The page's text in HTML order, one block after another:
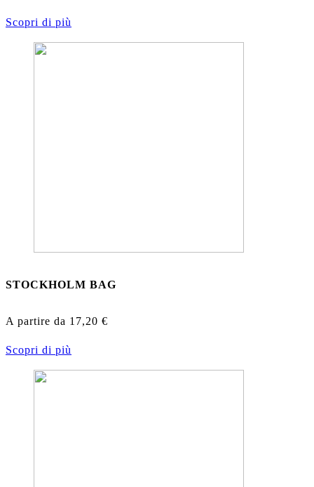
Scopri di più
STOCKHOLM BAG
A partire da 17,20 €
Scopri di più